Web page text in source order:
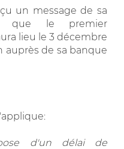
un message de sa
que le premier
lieu le 3 décembre
auprès de sa banque
d'un délai de